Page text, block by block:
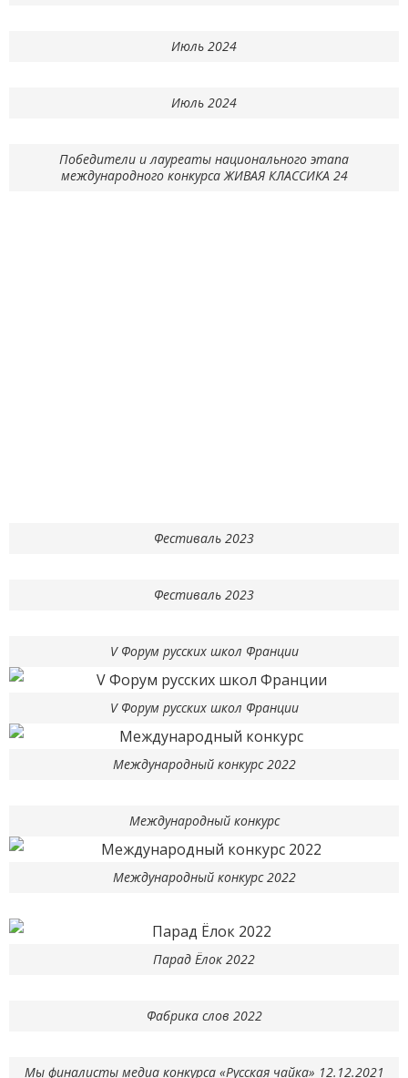
Июль 2024
Июль 2024
Победители и лауреаты национального этапа
международного конкурса ЖИВАЯ КЛАССИКА 24
Фестиваль 2023
Фестиваль 2023
V Форум русских школ Франции
V Форум русских школ Франции
Международный конкурс 2022
Международный конкурс
Международный конкурс 2022
Парад Ёлок 2022
Фабрика слов 2022
Мы финалисты медиа конкурса «Русская чайка» 12.12.2021